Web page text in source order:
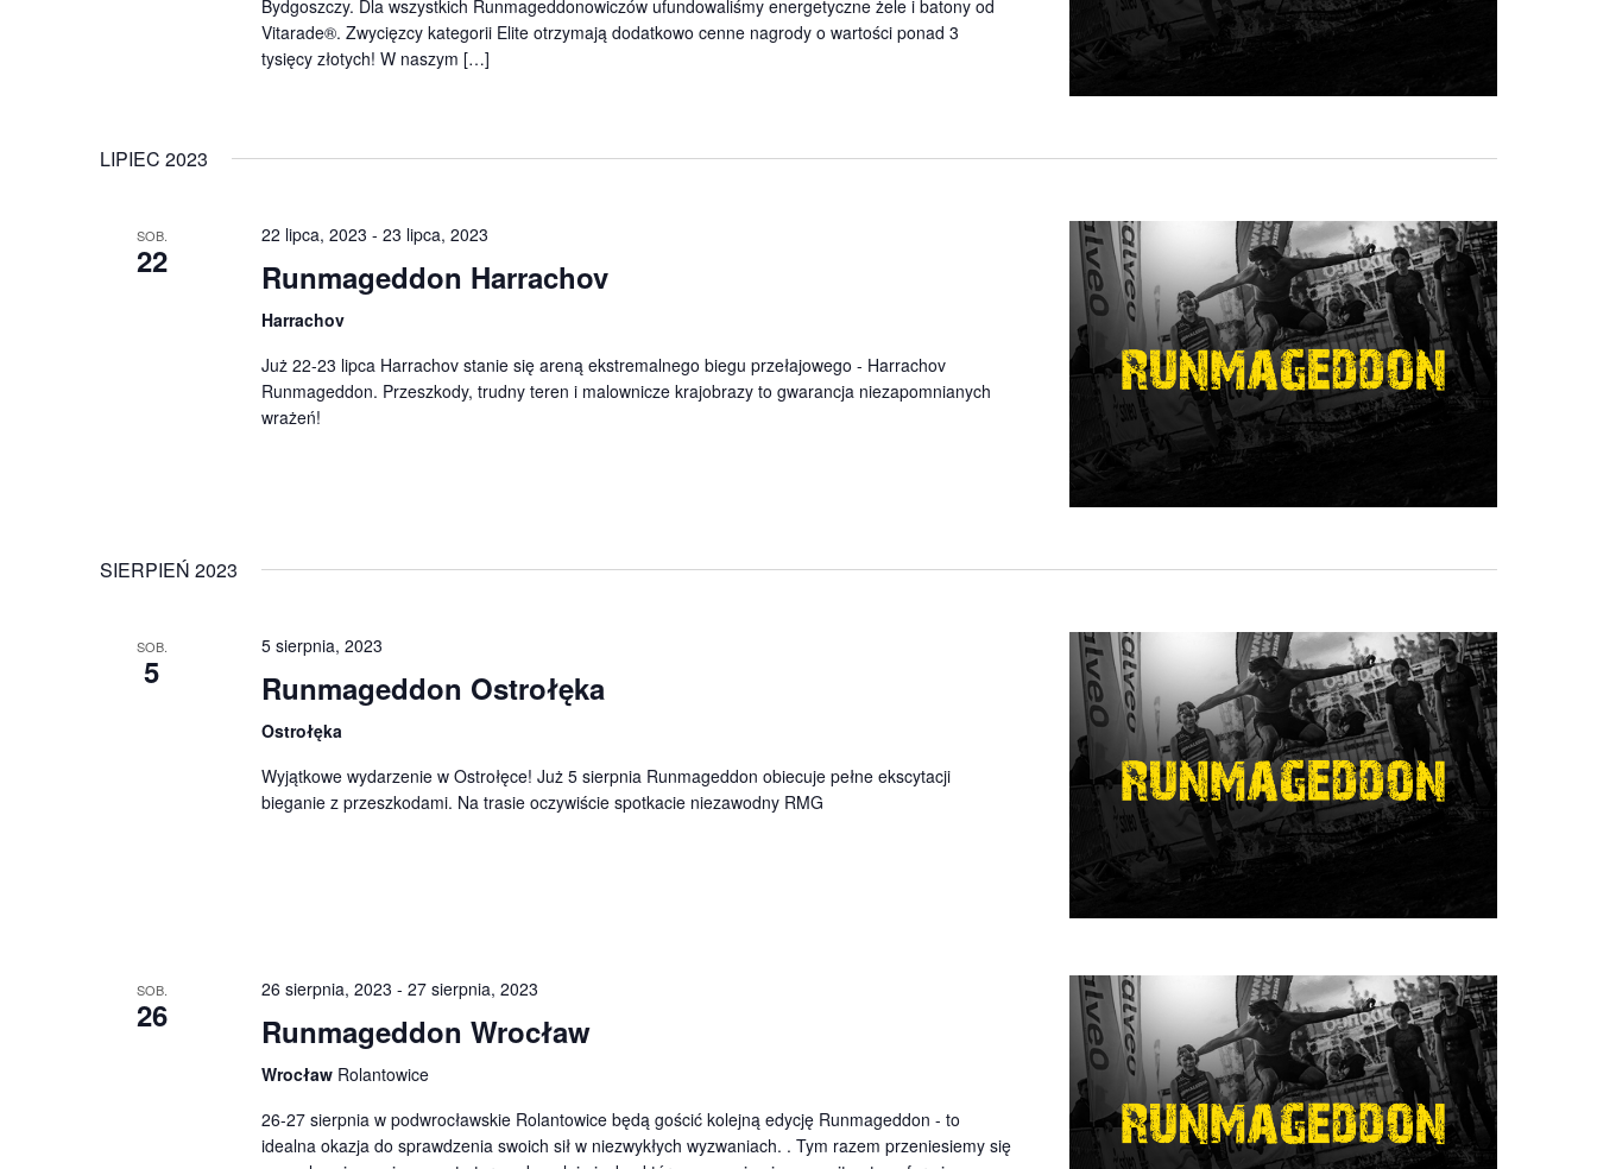
Bydgoszczy. Dla wszystkich Runmageddonowiczów ufundowaliśmy energetyczne żele i batony od
Vitarade®. Zwycięzcy kategorii Elite otrzymają dodatkowo cenne nagrody o wartości ponad 3
tysięcy złotych! W naszym […]
LIPIEC 2023
SOB.
22
22 lipca, 2023 - 23 lipca, 2023
Runmageddon Harrachov
Harrachov
Już 22-23 lipca Harrachov stanie się areną ekstremalnego biegu przełajowego - Harrachov
Runmageddon. Przeszkody, trudny teren i malownicze krajobrazy to gwarancja niezapomnianych
wrażeń!
SIERPIEŃ 2023
SOB.
5
5 sierpnia, 2023
Runmageddon Ostrołęka
Ostrołęka
Wyjątkowe wydarzenie w Ostrołęce! Już 5 sierpnia Runmageddon obiecuje pełne ekscytacji
bieganie z przeszkodami. Na trasie oczywiście spotkacie niezawodny RMG
SOB.
26
26 sierpnia, 2023 - 27 sierpnia, 2023
Runmageddon Wrocław
Wrocław Rolantowice
26-27 sierpnia w podwrocławskie Rolantowice będą gościć kolejną edycję Runmageddon - to
idealna okazja do sprawdzenia swoich sił w niezwykłych wyzwaniach. . Tym razem przeniesiemy się